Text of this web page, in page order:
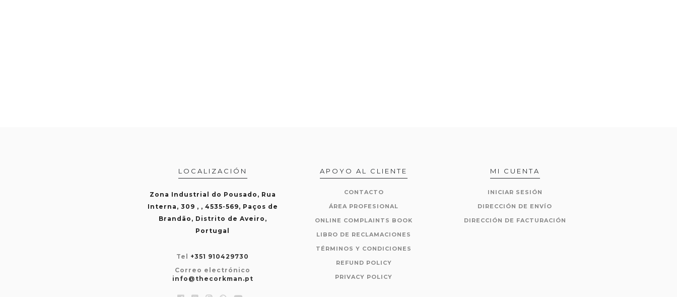
LOCALIZACIÓN
Zona Industrial do Pousado, Rua
Interna, 309 , , 4535-569, Paços de
Brandão, Distrito de Aveiro,
Portugal
Tel +351 910429730
Correo electrónico
info@thecorkman.pt
APOYO AL CLIENTE
CONTACTO
ÁREA PROFESIONAL
ONLINE COMPLAINTS BOOK
LIBRO DE RECLAMACIONES
TÉRMINOS Y CONDICIONES
REFUND POLICY
PRIVACY POLICY
MI CUENTA
INICIAR SESIÓN
DIRECCIÓN DE ENVÍO
DIRECCIÓN DE FACTURACIÓN